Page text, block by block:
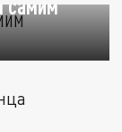
самим